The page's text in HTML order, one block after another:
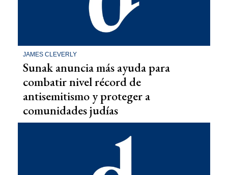
JAMES CLEVERLY
Sunak anuncia más ayuda para
combatir nivel récord de
antisemitismo y proteger a
comunidades judías